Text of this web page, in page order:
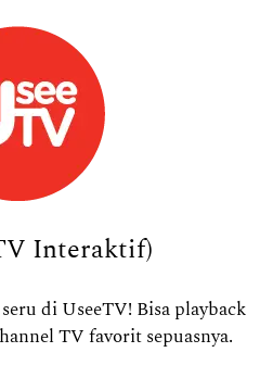
Interaktif)
di UseeTV! Bisa playback
TV favorit sepuasnya.